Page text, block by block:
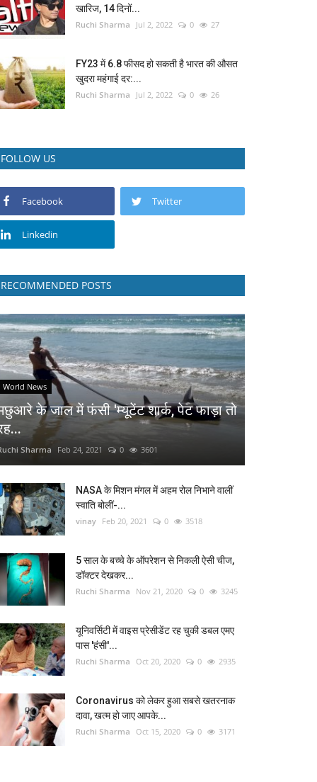
खारिज, 14 दिनों...
Ruchi Sharma Jul 2, 2022 0 27
FY23 में 6.8 फीसद हो सकती है भारत की औसत
खुदरा महंगाई दर:...
Ruchi Sharma Jul 2, 2022 0 26
FOLLOW US
Facebook Twitter
Linkedin
RECOMMENDED POSTS
World News
के जाल में फंसी 'म्यूटेंट शार्क, पेट फाड़ा तो
Sharma Feb 24, 2021 0 3601
NASA के मिशन मंगल में अहम रोल निभाने वालीं
स्वाति बोलीं-...
vinay Feb 20, 2021 0 3518
5 साल के बच्चे के ऑपरेशन से निकली ऐसी चीज,
डॉक्टर देखकर...
Ruchi Sharma Nov 21, 2020 0 3245
यूनिवर्सिटी में वाइस प्रेसीडेंट रह चुकी डबल एमए
पास 'हंसी'...
Ruchi Sharma Oct 20, 2020 0 2935
Coronavirus को लेकर हुआ सबसे खतरनाक
दावा, खत्म हो जाए आपके...
Ruchi Sharma Oct 15, 2020 0 3171